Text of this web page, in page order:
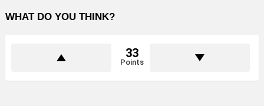
WHAT DO YOU THINK?
33
Points